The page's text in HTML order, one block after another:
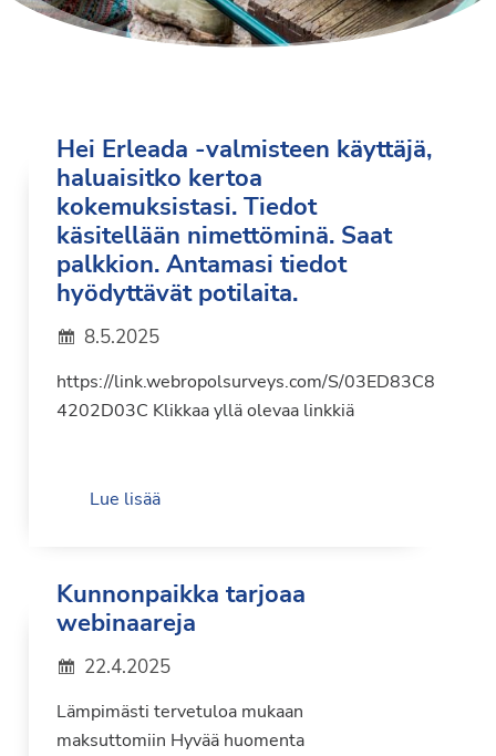
Hei Erleada -valmisteen käyttäjä,
haluaisitko kertoa
kokemuksistasi. Tiedot
käsitellään nimettöminä. Saat
palkkion. Antamasi tiedot
hyödyttävät potilaita.
8.5.2025
https://link.webropolsurveys.com/S/03ED83C8
4202D03C Klikkaa yllä olevaa linkkiä
Lue lisää
Kunnonpaikka tarjoaa
webinaareja
22.4.2025
Lämpimästi tervetuloa mukaan
maksuttomiin Hyvää huomenta